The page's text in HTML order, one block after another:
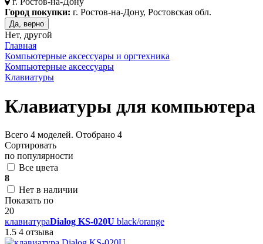
Город покупки: г. Ростов-на-Дону, Ростовская обл.
Да, верно
Нет, другой
Главная
Компьютерные аксессуары и оргтехника
Компьютерные аксессуары
Клавиатуры
Клавиатуры для компьютера
Всего 4 моделей. Отобрано 4
Сортировать
по популярности
Все цвета
8
Нет в наличии
Показать по
20
клавиатураDialog KS-020U black/orange
1.5 4 отзыва